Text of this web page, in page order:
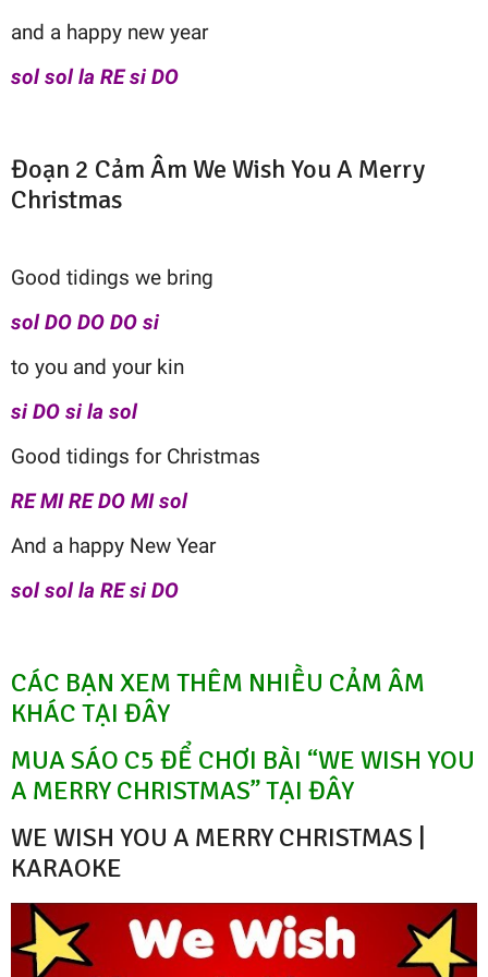
and a happy new year
sol sol la RE si DO
Đoạn 2 Cảm Âm We Wish You A Merry
Christmas
Good tidings we bring
sol DO DO DO si
to you and your kin
si DO si la sol
Good tidings for Christmas
RE MI RE DO MI sol
And a happy New Year
sol sol la RE si DO
CÁC BẠN XEM THÊM NHIỀU CẢM ÂM
KHÁC TẠI ĐÂY
MUA SÁO C5 ĐỂ CHƠI BÀI “WE WISH YOU
A MERRY CHRISTMAS” TẠI ĐÂY
WE WISH YOU A MERRY CHRISTMAS |
KARAOKE